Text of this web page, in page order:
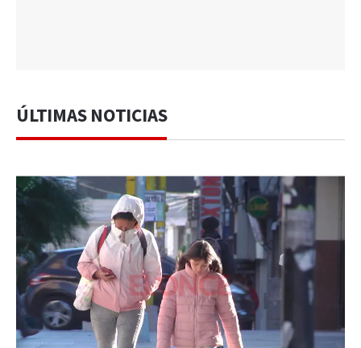
ÚLTIMAS NOTICIAS